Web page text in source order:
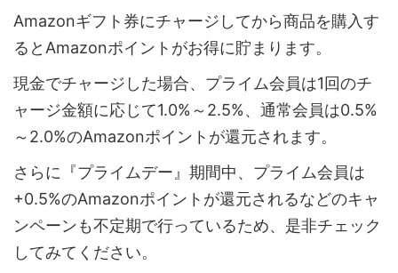
Amazonギフト券にチャージしてから商品を購入す
るとAmazonポイントがお得に貯まります。
現金でチャージした場合、プライム会員は1回のチ
ャージ金額に応じて1.0%～2.5%、通常会員は0.5%
～2.0%のAmazonポイントが還元されます。
さらに『プライムデー』期間中、プライム会員は
+0.5%のAmazonポイントが還元されるなどのキャ
ンペーンも不定期で行っているため、是非チェック
してみてください。